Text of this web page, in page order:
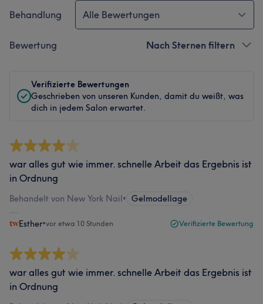
Behandlung Alle Bewertungen
Bewertung Nach Sternen filtern
Verifizierte Bewertungen
Geschrieben von unseren Kunden, damit du weißt, was
dich in jedem Salon erwartet.
war alles gut wie immer. schnelle Arbeit das Ergebnis ist
in Ordnung
Behandelt von New York Nail• Gelmodellage
Esther•vor etwa 10 Stunden Verifizierte Bewertung
war alles gut wie immer. schnelle Arbeit das Ergebnis ist
in Ordnung